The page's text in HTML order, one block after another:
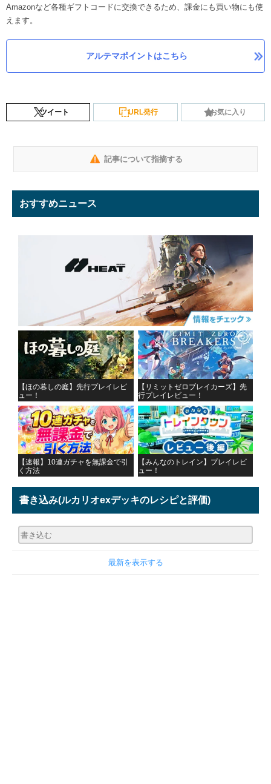
Amazonなど各種ギフトコードに交換できるため、課金にも買い物にも使
えます。
アルテマポイントはこちら
ツイート URL発行 お気に入り
記事について指摘する
おすすめニュース
【ほの暮しの庭】先行プレイレビ
ュー！
【リミットゼロブレイカーズ】先
行プレイレビュー！
【速報】10連ガチャを無課金で引
く方法
【みんなのトレイン】プレイレビ
ュー！
書き込み(ルカリオexデッキのレシピと評価)
最新を表示する